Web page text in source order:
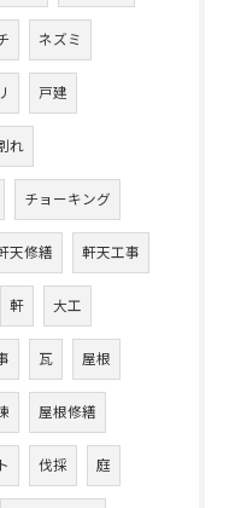
ネズミ
戸建
れ
チョーキング
天修繕 軒天工事
軒 大工
瓦 屋根
屋根修繕
伐採 庭